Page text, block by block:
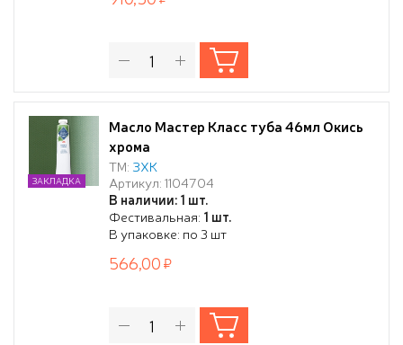
Масло Мастер Класс туба 46мл Окись
хрома
ТМ: ЗХК
Артикул: 1104704
В наличии: 1 шт.
Фестивальная: 1 шт.
В упаковке: по 3 шт
ЗАКЛАДКА
566,00